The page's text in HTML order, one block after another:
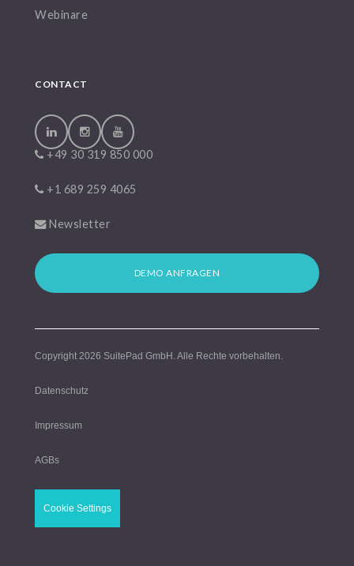
Webinare
CONTACT
+49 30 319 850 000
+1 689 259 4065
Newsletter
DEMO ANFRAGEN
Copyright 2026 SuitePad GmbH . Alle Rechte vorbehalten.
Datenschutz
Impressum
AGBs
Cookie Settings